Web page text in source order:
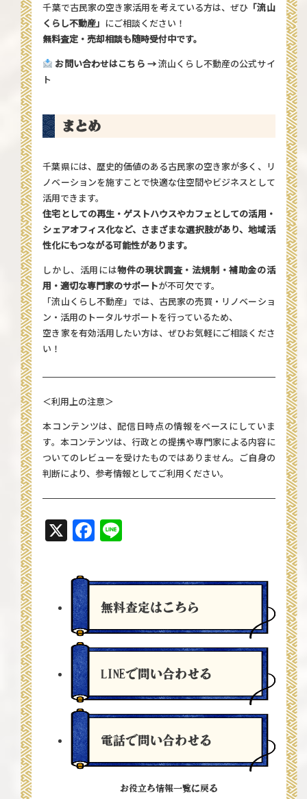
千葉で古民家の空き家活用を考えている方は、ぜひ 「流山
くらし不動産」 にご相談ください！
無料査定・売却相談も随時受付中です。
お問い合わせはこちら →流山くらし不動産の公式サイ
ト
まとめ
千葉県には、歴史的価値のある古民家の空き家が多く、リ
ノベーションを施すことで快適な住空間やビジネスとして
活用できます。
住宅としての再生・ゲストハウスやカフェとしての活用・
シェアオフィス化など、さまざまな選択肢があり、地域活
性化にもつながる可能性があります。
しかし、活用には物件の現状調査・法規制・補助金の活
用・適切な専門家のサポートが不可欠です。
「流山くらし不動産」では、古民家の売買・リノベーショ
ン・活用のトータルサポートを行っているため、
空き家を有効活用したい方は、ぜひお気軽にご相談くださ
い！
＜利用上の注意＞
本コンテンツは、配信日時点の情報をベースにしていま
す。本コンテンツは、行政との提携や専門家による内容に
ついてのレビューを受けたものではありません。ご自身の
判断により、参考情報としてご利用ください。
X Facebook
無料査定はこちら
LINEで問い合わせる
電話で問い合わせる
お役立ち情報一覧に戻る